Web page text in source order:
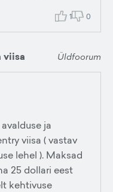
1 0
viisa Üldfoorum
ja
viisa ( vastav
lehel ). Maksad
25 dollari eest
kehtivuse